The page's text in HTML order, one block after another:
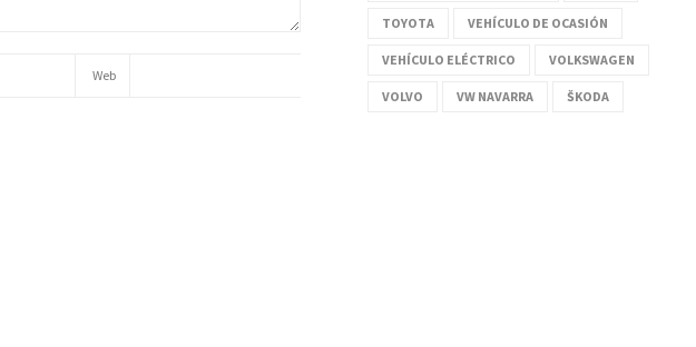
TOYOTA VEHÍCULO DE OCASIÓN
VEHÍCULO ELÉCTRICO VOLKSWAGEN
VOLVO VW NAVARRA ŠKODA